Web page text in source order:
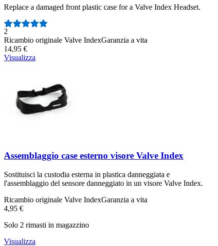
Replace a damaged front plastic case for a Valve Index Headset.
Numero di recensioni:
2
Ricambio originale Valve IndexGaranzia a vita
14,95 €
Visualizza
Assemblaggio case esterno visore Valve Index
Sostituisci la custodia esterna in plastica danneggiata e
l'assemblaggio del sensore danneggiato in un visore Valve Index.
Ricambio originale Valve IndexGaranzia a vita
4,95 €
Solo 2 rimasti in magazzino
Visualizza